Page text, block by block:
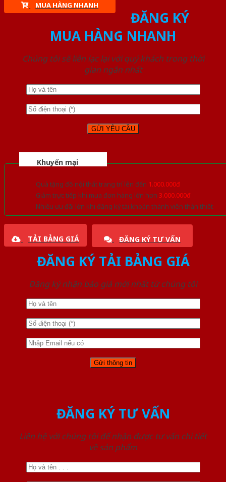
MUA HÀNG NHANH
ĐĂNG KÝ
MUA HÀNG NHANH
Chúng tôi sẽ liên lạc lại với quý khách trong thời
gian ngắn nhất
Khuyến mại
Quà tặng đồ nội thất trang trí lên đến 1.000.000đ
Giảm trực tiếp khi mua đơn hàng lớn hơn 3.000.000đ
Nhiều ưu đãi lớn khi đăng ký tài khoản thành viên thân thiết
TẢI BẢNG GIÁ ĐĂNG KÝ TƯ VẤN
ĐĂNG KÝ TẢI BẢNG GIÁ
Đăng ký nhận báo giá mới nhất từ chúng tôi
ĐĂNG KÝ TƯ VẤN
Liên hệ với chúng tôi để nhận được tư vấn chi tiết
về sản phẩm